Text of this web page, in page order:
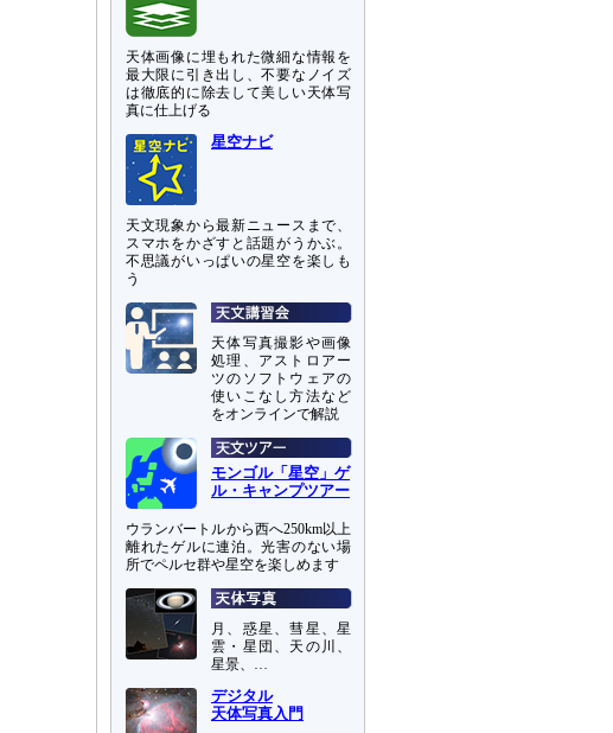
天体画像に埋もれた微細な情報を
最大限に引き出し、不要なノイズ
は徹底的に除去して美しい天体写
真に仕上げる
星空ナビ
天文現象から最新ニュースまで、
スマホをかざすと話題がうかぶ。
不思議がいっぱいの星空を楽しも
う
天体写真撮影や画像
処理、アストロアー
ツのソフトウェアの
使いこなし方法など
をオンラインで解説
モンゴル「星空」ゲ
ル・キャンプツアー
ウランバートルから西へ250km以上
離れたゲルに連泊。光害のない場
所でペルセ群や星空を楽しめます
月、惑星、彗星、星
雲・星団、天の川、
星景、…
デジタル
天体写真入門